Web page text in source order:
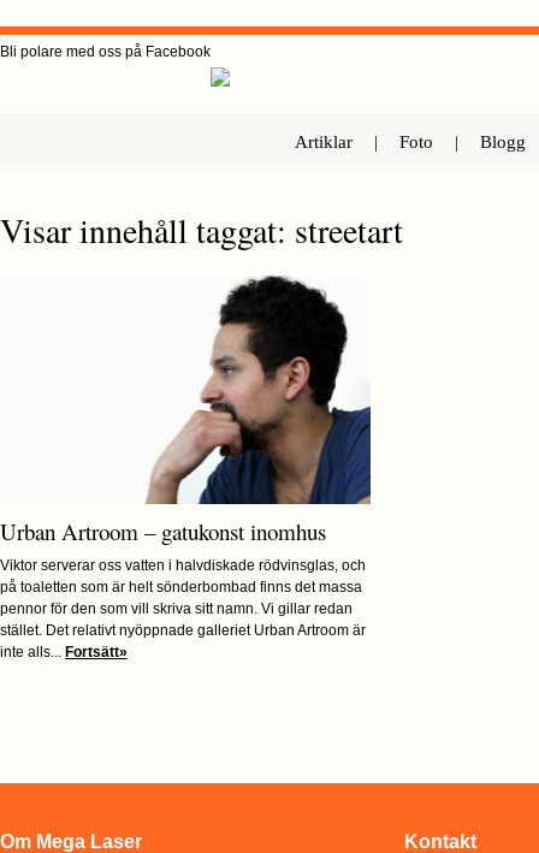
Bli polare med oss på Facebook
Artiklar | Foto | Blogg
Visar innehåll taggat: streetart
Urban Artroom – gatukonst inomhus
Viktor serverar oss vatten i halvdiskade rödvinsglas, och
på toaletten som är helt sönderbombad finns det massa
pennor för den som vill skriva sitt namn. Vi gillar redan
stället. Det relativt nyöppnade galleriet Urban Artroom är
inte alls... Fortsätt»
Om Mega Laser Kontakt